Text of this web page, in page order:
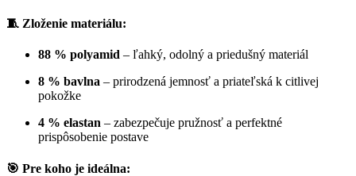
🧵 Zloženie materiálu:
88 % polyamid – ľahký, odolný a priedušný materiál
8 % bavlna – prirodzená jemnosť a priateľská k citlivej
pokožke
4 % elastan – zabezpečuje pružnosť a perfektné
prispôsobenie postave
🎯 Pre koho je ideálna: